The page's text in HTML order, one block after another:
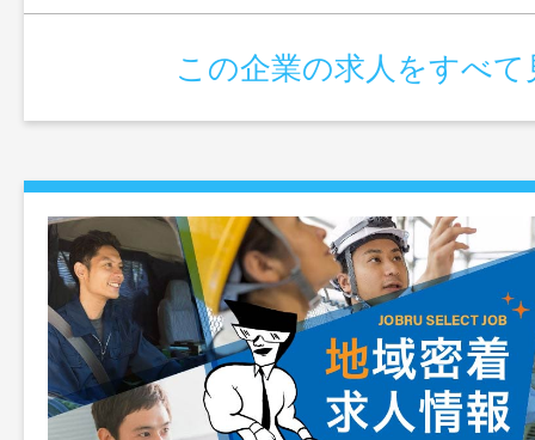
この企業の求人をすべて